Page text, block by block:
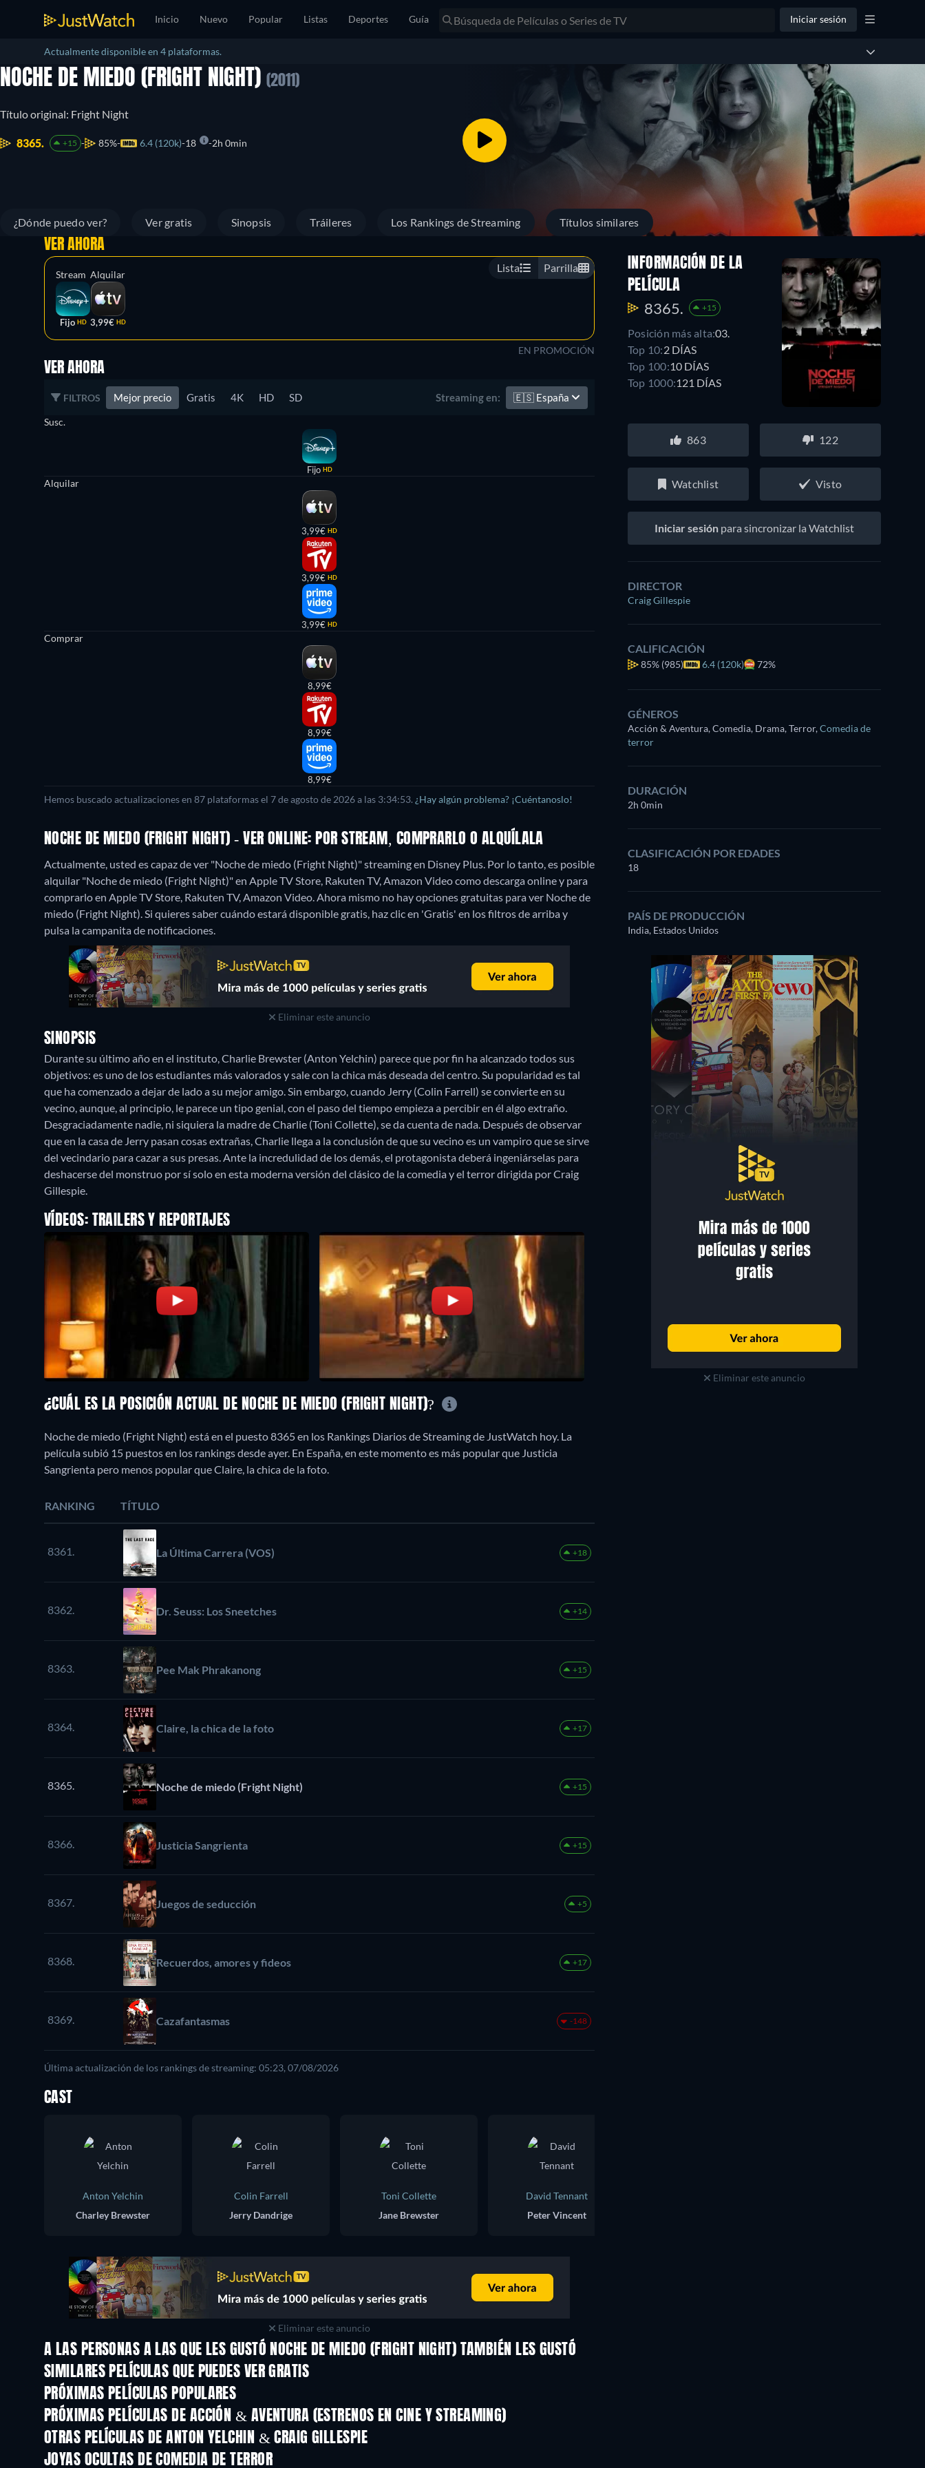
Inicio Nuevo Popular Listas Deportes Guía Iniciar sesión
Actualmente disponible en 4 plataformas.
NOCHE DE MIEDO (FRIGHT NIGHT) (2011)
Título original: Fright Night
8365. +15 85% 6.4 (120k) 18 2h 0min
¿Dónde puedo ver? Ver gratis Sinopsis Tráileres Los Rankings de Streaming Títulos similares
Lista Parrilla
VER AHORA
Stream
Fijo HD
Alquilar
3,99€ HD
EN PROMOCIÓN
VER AHORA
FILTROS Mejor precio Gratis 4K HD SD Streaming en: 🇪🇸 España
Susc.
Fijo HD
Alquilar
3,99€ HD
3,99€ HD
3,99€ HD
Comprar
8,99€
8,99€
8,99€
Hemos buscado actualizaciones en 87 plataformas el 7 de agosto de 2026 a las 3:34:53. ¿Hay algún problema? ¡Cuéntanoslo!
NOCHE DE MIEDO (FRIGHT NIGHT) - VER ONLINE: POR STREAM, COMPRARLO O ALQUÍLALA
Actualmente, usted es capaz de ver "Noche de miedo (Fright Night)" streaming en Disney Plus. Por lo tanto, es posible
alquilar "Noche de miedo (Fright Night)" en Apple TV Store, Rakuten TV, Amazon Video como descarga online y para
comprarlo en Apple TV Store, Rakuten TV, Amazon Video.Ahora mismo no hay opciones gratuitas para ver Noche de
miedo (Fright Night). Si quieres saber cuándo estará disponible gratis, haz clic en 'Gratis' en los filtros de arriba y
pulsa la campanita de notificaciones.
Eliminar este anuncio
SINOPSIS
Durante su último año en el instituto, Charlie Brewster (Anton Yelchin) parece que por fin ha alcanzado todos sus
objetivos: es uno de los estudiantes más valorados y sale con la chica más deseada del centro. Su popularidad es tal
que ha comenzado a dejar de lado a su mejor amigo. Sin embargo, cuando Jerry (Colin Farrell) se convierte en su
vecino, aunque, al principio, le parece un tipo genial, con el paso del tiempo empieza a percibir en él algo extraño.
Desgraciadamente nadie, ni siquiera la madre de Charlie (Toni Collette), se da cuenta de nada. Después de observar
que en la casa de Jerry pasan cosas extrañas, Charlie llega a la conclusión de que su vecino es un vampiro que se sirve
del vecindario para cazar a sus presas. Ante la incredulidad de los demás, el protagonista deberá ingeniárselas para
deshacerse del monstruo por sí solo en esta moderna versión del clásico de la comedia y el terror dirigida por Craig
Gillespie.
VÍDEOS: TRAILERS Y REPORTAJES
INFORMACIÓN DE LA
PELÍCULA
8365. +15
Posición más alta:03.
Top 10:2 DÍAS
Top 100:10 DÍAS
Top 1000:121 DÍAS
863 122
Watchlist Visto
Iniciar sesión para sincronizar la Watchlist
DIRECTOR
Craig Gillespie
CALIFICACIÓN
85% (985) 6.4 (120k) 72%
GÉNEROS
Acción & Aventura, Comedia, Drama, Terror,Comedia de
terror
DURACIÓN
2h 0min
CLASIFICACIÓN POR EDADES
18
PAÍS DE PRODUCCIÓN
India, Estados Unidos
Eliminar este anuncio
¿CUÁL ES LA POSICIÓN ACTUAL DE NOCHE DE MIEDO (FRIGHT NIGHT)?
Noche de miedo (Fright Night) está en el puesto 8365 en los Rankings Diarios de Streaming de JustWatch hoy. La
película subió 15 puestos en los rankings desde ayer. En España, en este momento es más popular que Justicia
Sangrienta pero menos popular que Claire, la chica de la foto.
RANKING TÍTULO
8361. La Última Carrera (VOS) +18
8362. Dr. Seuss: Los Sneetches +14
8363. Pee Mak Phrakanong +15
8364. Claire, la chica de la foto +17
8365. Noche de miedo (Fright Night) +15
8366. Justicia Sangrienta +15
8367. Juegos de seducción +5
8368. Recuerdos, amores y fideos +17
8369. Cazafantasmas -148
Última actualización de los rankings de streaming: 05:23, 07/08/2026
CAST
Anton Yelchin
Charley Brewster
Colin Farrell
Jerry Dandrige
Toni Collette
Jane Brewster
David Tennant
Peter Vincent
Eliminar este anuncio
A LAS PERSONAS A LAS QUE LES GUSTÓ NOCHE DE MIEDO (FRIGHT NIGHT) TAMBIÉN LES GUSTÓ
SIMILARES PELÍCULAS QUE PUEDES VER GRATIS
PRÓXIMAS PELÍCULAS POPULARES
PRÓXIMAS PELÍCULAS DE ACCIÓN & AVENTURA (ESTRENOS EN CINE Y STREAMING)
OTRAS PELÍCULAS DE ANTON YELCHIN & CRAIG GILLESPIE
JOYAS OCULTAS DE COMEDIA DE TERROR